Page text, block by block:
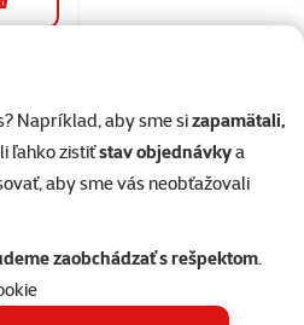
Napríklad, aby sme sizapamätali,
ľahko zistiťstav objednávkya
aby sme vás neobťažovali
zaobchádzať s rešpektom.
košíka
ks